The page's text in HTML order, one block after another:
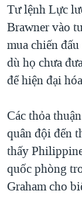
Tư lệnh Lực
Brawner vào
mua chiến
dù họ chưa
để hiện đại
Các thỏa
quân đội đến
thấy
quốc phòng
Graham cho